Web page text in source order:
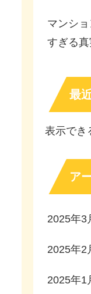
マンシ
すぎる真
最
表示でき
ア
2025年3
2025年2
2025年1